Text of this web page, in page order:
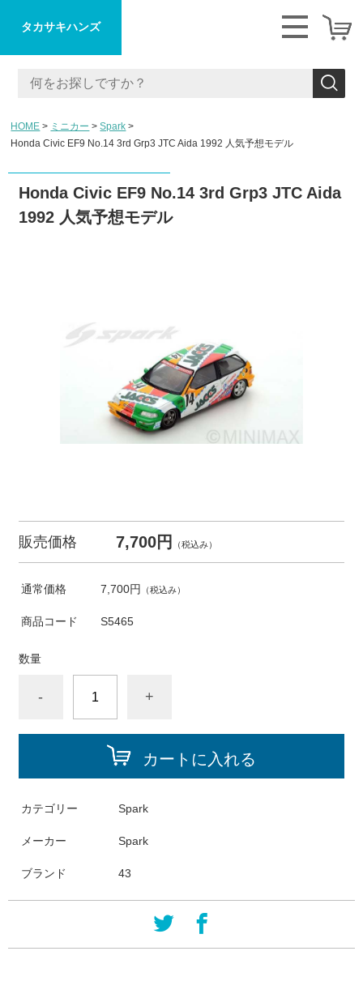
タカサキハンズ
HOME ミニカー
Spark
Honda Civic EF9 No.14 3rd Grp3 JTC Aida 1992 人気予想モデル
Honda Civic EF9 No.14 3rd Grp3 JTC Aida
1992 人気予想モデル
販売価格 7,700円 （税込み）
通常価格 7,700円 （税込み）
商品コード S5465
数量
- +
カートに入れる
カテゴリー Spark
メーカー Spark
ブランド 43